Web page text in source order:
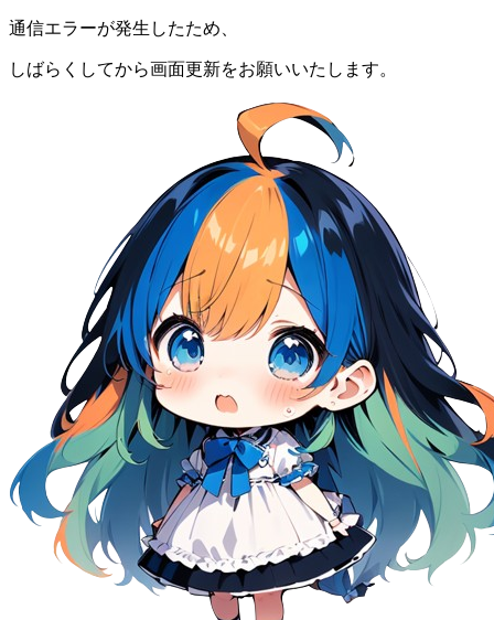
通信エラーが発生したため、
しばらくしてから画面更新をお願いいたします。